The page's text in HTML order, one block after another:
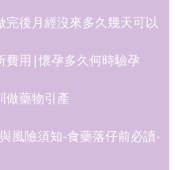
後月經沒來多久幾天可以
用|懷孕多久何時驗孕
做藥物引產
風險須知-食藥落仔前必讀-